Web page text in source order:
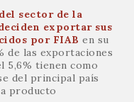
sector de la
exportar sus
por FIAB en su
de las exportaciones
5,6% tienen como
del principal país
producto